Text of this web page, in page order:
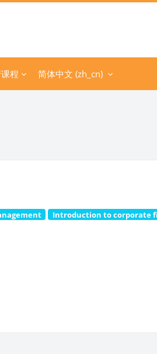
程 简体中文 ‎(zh_cn)‎
Introduction to corporate